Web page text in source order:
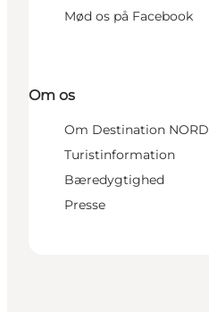
Mød os på Facebook
Om os
Om Destination NORD
Turistinformation
Bæredygtighed
Presse